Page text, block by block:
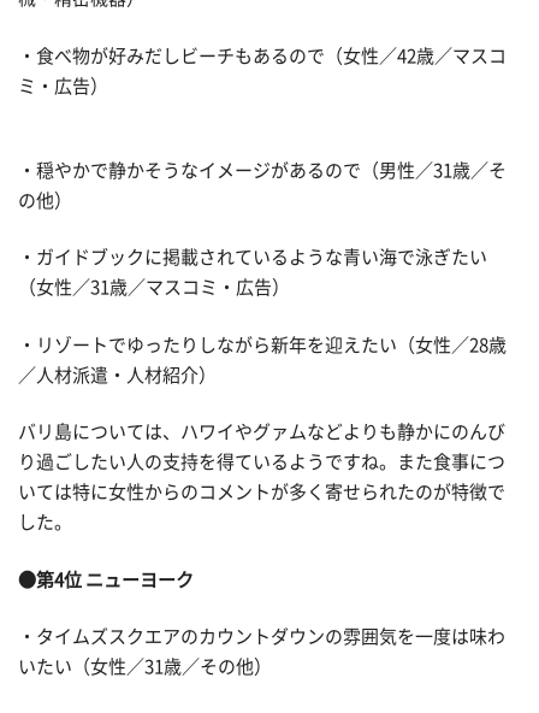
・食べ物が好みだしビーチもあるので（女性／42歳／マスコ
ミ・広告）
・穏やかで静かそうなイメージがあるので（男性／31歳／そ
の他）
・ガイドブックに掲載されているような青い海で泳ぎたい
（女性／31歳／マスコミ・広告）
・リゾートでゆったりしながら新年を迎えたい（女性／28歳
／人材派遣・人材紹介）
バリ島については、ハワイやグァムなどよりも静かにのんび
り過ごしたい人の支持を得ているようですね。また食事につ
いては特に女性からのコメントが多く寄せられたのが特徴で
した。
●第4位 ニューヨーク
・タイムズスクエアのカウントダウンの雰囲気を一度は味わ
いたい（女性／31歳／その他）